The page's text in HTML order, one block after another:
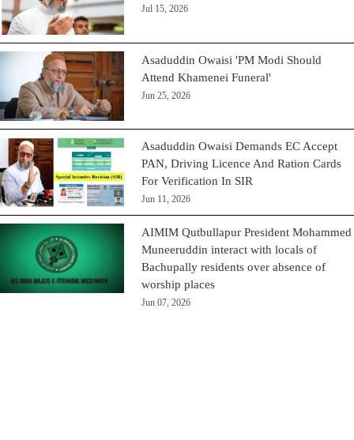
Jul 15, 2026
Asaduddin Owaisi 'PM Modi Should
Attend Khamenei Funeral'
Jun 25, 2026
Asaduddin Owaisi Demands EC Accept
PAN, Driving Licence And Ration Cards
For Verification In SIR
Jun 11, 2026
AIMIM Qutbullapur President Mohammed
Muneeruddin interact with locals of
Bachupally residents over absence of
worship places
Jun 07, 2026